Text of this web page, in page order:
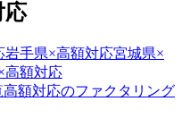
応
岩手県×高額対応宮城県×
高額対応
高額対応のファクタリング